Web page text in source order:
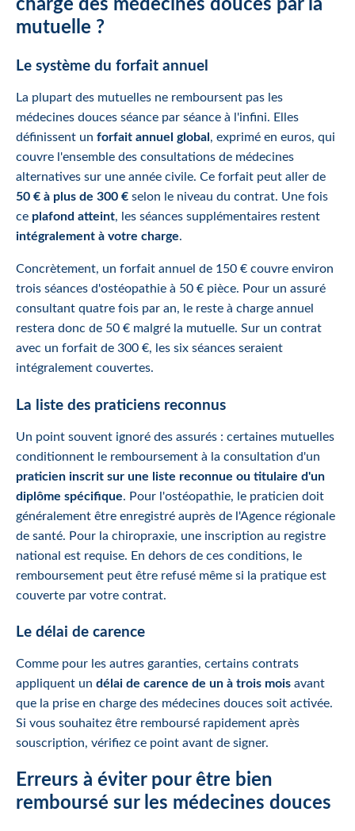
charge des médecines douces par la
mutuelle ?
Le système du forfait annuel
La plupart des mutuelles ne remboursent pas les
médecines douces séance par séance à l'infini. Elles
définissent un forfait annuel global , exprimé en euros, qui
couvre l'ensemble des consultations de médecines
alternatives sur une année civile. Ce forfait peut aller de
50 € à plus de 300 € selon le niveau du contrat. Une fois
ce plafond atteint, les séances supplémentaires restent
intégralement à votre charge.
Concrètement, un forfait annuel de 150 € couvre environ
trois séances d'ostéopathie à 50 € pièce. Pour un assuré
consultant quatre fois par an, le reste à charge annuel
restera donc de 50 € malgré la mutuelle. Sur un contrat
avec un forfait de 300 €, les six séances seraient
intégralement couvertes.
La liste des praticiens reconnus
Un point souvent ignoré des assurés : certaines mutuelles
conditionnent le remboursement à la consultation d'un
praticien inscrit sur une liste reconnue ou titulaire d'un
diplôme spécifique. Pour l'ostéopathie, le praticien doit
généralement être enregistré auprès de l'Agence régionale
de santé. Pour la chiropraxie, une inscription au registre
national est requise. En dehors de ces conditions, le
remboursement peut être refusé même si la pratique est
couverte par votre contrat.
Le délai de carence
Comme pour les autres garanties, certains contrats
appliquent un délai de carence de un à trois mois avant
que la prise en charge des médecines douces soit activée.
Si vous souhaitez être remboursé rapidement après
souscription, vérifiez ce point avant de signer.
Erreurs à éviter pour être bien
remboursé sur les médecines douces